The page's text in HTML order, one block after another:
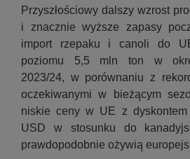
Przyszłościowy dalszy wzrost
i znacznie wyższe zapasy
import rzepaku i canoli do
poziomu 5,5 mln ton w
2023/24, w porównaniu z
oczekiwanymi w bieżącym
niskie ceny w UE z
USD w stosunku do
prawdopodobnie ożywią